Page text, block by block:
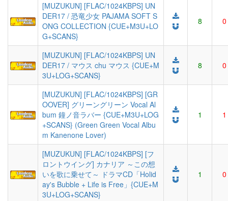
[MUZUKUN] [FLAC/1024KBPS] UN
DER17 / 恐竜少女 PAJAMA SOFT S
ONG COLLECTION {CUE+M3U+LO
G+SCANS}
8 0
[MUZUKUN] [FLAC/1024KBPS] UN
DER17 / マウス chu マウス {CUE+M
3U+LOG+SCANS}
8 0
[MUZUKUN] [FLAC/1024KBPS] [GR
OOVER] グリーングリーン Vocal Al
bum 鐘ノ音ラバー {CUE+M3U+LOG
+SCANS} (Green Green Vocal Albu
m Kanenone Lover)
1 1
[MUZUKUN] [FLAC/1024KBPS] [フ
ロントウイング] カナリア ～この想
いを歌に乗せて～ ドラマCD「Holid
ay's Bubble + Life is Free」{CUE+M
3U+LOG+SCANS}
1 0